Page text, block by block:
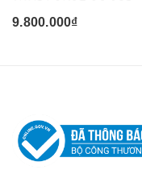
(N5060...
9.800.000₫